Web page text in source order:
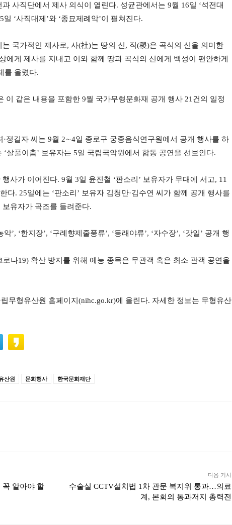
사직단에서 제사 의식이 열린다. 성균관에서는 9월 16일 ‘석전대
‘사직대제’와 ‘종묘제례악’이 펼쳐진다.
국가적인 제사로, 사(社)는 땅의 신, 직(稷)은 곡식의 신을 의미한
에게 제사를 지내고 이와 함께 땅과 곡식의 신에게 백성이 편안하게
를 올렸다.
이 같은 내용을 포함한 9월 국가무형문화재 공개 행사 21건의 일정
·정길자 씨는 9월 2∼4일 종로구 궁중음식연구원에서 공개 행사를 하
‘살풀이춤’ 보유자는 5일 국립국악원에서 합동 공연을 선보인다.
사가 이어진다. 9월 3일 윤진철 ‘판소리’ 보유자가 무대에 서고, 11
다. 25일에는 ‘판소리’ 보유자 김청만·김수연 씨가 함께 공개 행사를
보유자가 곡조를 들려준다.
’, ‘한지장’, ‘구례향제줄풍류’, ‘동래야류’, ‘자수장’, ‘갓일’ 공개 행
나19) 확산 방지를 위해 예능 종목은 무관객 혹은 최소 관객 공연을
무형유산원 홈페이지(nihc.go.kr)에 올린다. 자세한 정보는 무형유산
산원 문화행사 한국문화재단
꼭 알아야 할
다음 기사
수술실 CCTV설치법 1차 관문 복지위 통과…의료
계, 본회의 통과저지 총력전